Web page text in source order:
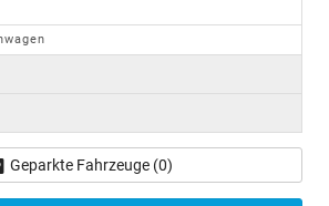
Geparkte Fahrzeuge (0)